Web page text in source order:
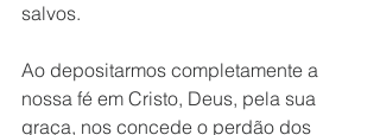
salvos.
Ao depositarmos completamente a
nossa fé em Cristo, Deus, pela sua
graça, nos concede o perdão dos